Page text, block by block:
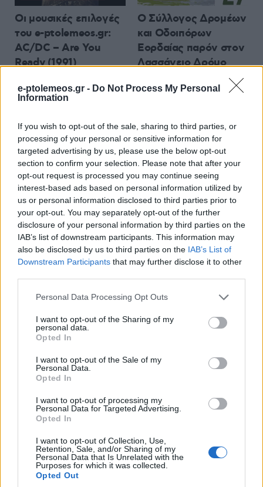
e-ptolemeos.gr - Do Not Process My Personal
Information
If you wish to opt-out of the sale, sharing to third parties, or
processing of your personal or sensitive information for
targeted advertising by us, please use the below opt-out
section to confirm your selection. Please note that after your
opt-out request is processed you may continue seeing
interest-based ads based on personal information utilized by
us or personal information disclosed to third parties prior to
your opt-out. You may separately opt-out of the further
disclosure of your personal information by third parties on the
IAB’s list of downstream participants. This information may
also be disclosed by us to third parties on the IAB’s List of
Downstream Participants that may further disclose it to other
Please note that this website/app uses one or more Google
not limited to your visit or usage behaviour. You may click to
grant or deny consent to Google and its third-party tags to
use your data for below specified purposes in below Google
consent section.
Personal Data Processing Opt Outs
I want to opt-out of the Sharing of my
personal data.
Opted In
I want to opt-out of the Sale of my
Personal Data.
Opted In
I want to opt-out of processing my
Personal Data for Targeted Advertising.
Opted In
I want to opt-out of Collection, Use,
Retention, Sale, and/or Sharing of my
Personal Data that Is Unrelated with the
Purposes for which it was collected.
Opted Out
Οι μουσικές επιλογές
του e-ptolemeos.gr:
AC/DC – Are You
Ready (1991)
Ο Σύλλογος Δρομέων
και Οδοιπόρων
Εορδαίας παρόν στον
Λασσάνειο Δρόμο
6 Αυγούστου 2026, 8:55 μμ
ΓΣΕΕ: Αμοιβή αργίας
15ης Αυγούστου
6 Αυγούστου 2026, 8:30 μμ
ΤΟΠΙΚΉ ΕΠΙΚΑΙΡΌΤΗΤΑ
Η μεγάλη εορτή της
Μεταμορφώσεως του
Σωτήρος στην Ιερά
Μονή Δρυοβούνου
(φωτογραφίες)
6 Αυγούστου 2026, 8:02 μμ
ΔΙΕΘΝΕΊΣ ΕΙΔΉΣΕΙΣ
Καινοτόμος θεραπεία
στοχεύει μόνο το
βακτήριο που
προκαλεί τη νόσο
6 Αυγούστου 2026, 7:34 μμ
ΤΟΠΙΚΉ ΕΠΙΚΑΙΡΌΤΗΤΑ
Προσωρινές
ρυθμίσεις από το
Κλειδί έως τον
Πολύμυλο